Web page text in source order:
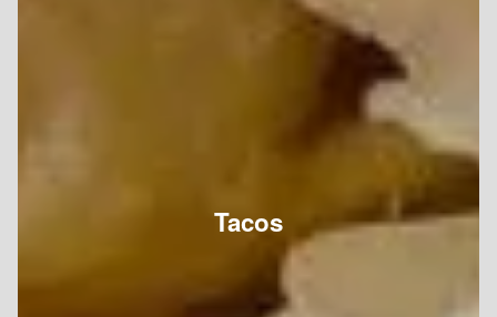
Tacos